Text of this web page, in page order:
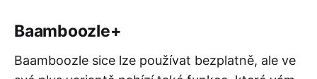
Baamboozle+
Baamboozle sice lze používat bezplatně, ale ve